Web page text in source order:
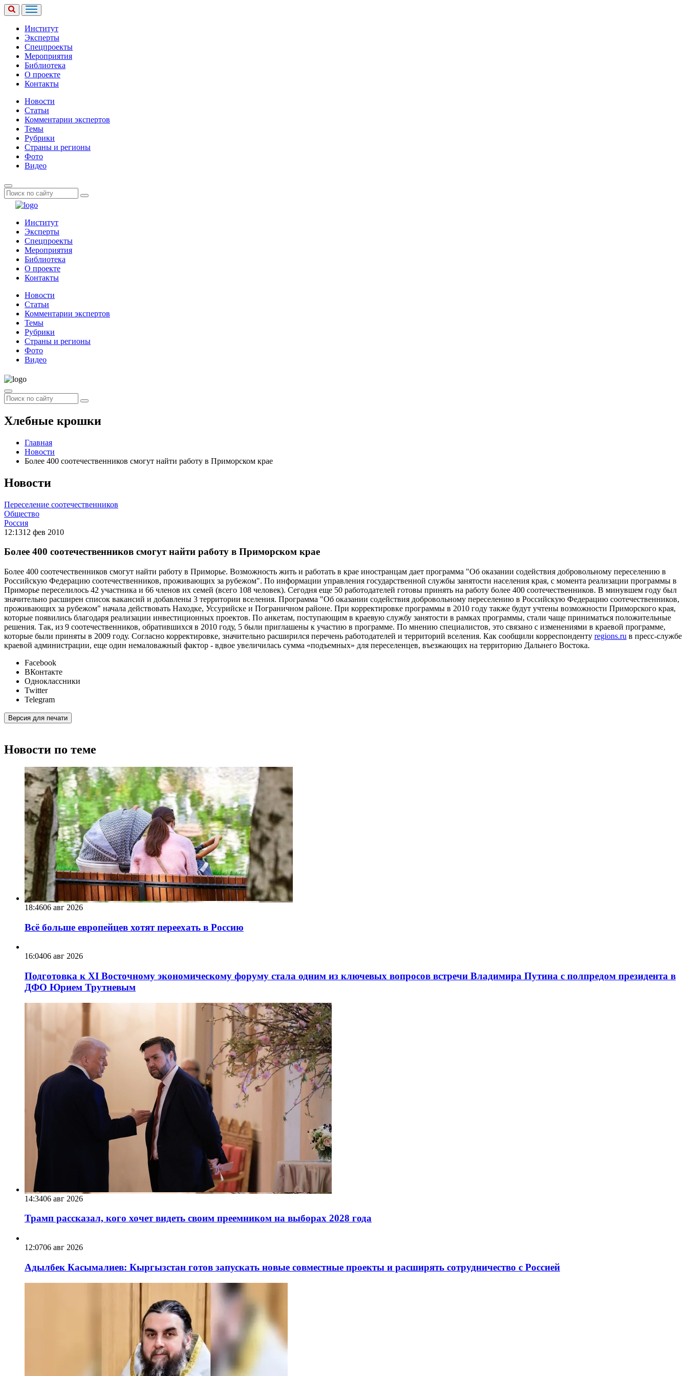
Институт
Эксперты
Спецпроекты
Мероприятия
Библиотека
О проекте
Контакты
Новости
Статьи
Комментарии экспертов
Темы
Рубрики
Страны и регионы
Фото
Видео
Институт
Эксперты
Спецпроекты
Мероприятия
Библиотека
О проекте
Контакты
Новости
Статьи
Комментарии экспертов
Темы
Рубрики
Страны и регионы
Фото
Видео
Хлебные крошки
Главная
Новости
Более 400 соотечественников смогут найти работу в Приморcком крае
Новости
Переселение соотечественников
Общество
Россия
12:1312 фев 2010
Более 400 соотечественников смогут найти работу в Приморcком крае
Более 400 соотечественников смогут найти работу в Приморье. Возможность жить и работать в крае иностранцам дает программа "Об оказании содействия добровольному переселению в
Российскую Федерацию соотечественников, проживающих за рубежом". По информации управления государственной службы занятости населения края, с момента реализации программы в
Приморье переселилось 42 участника и 66 членов их семей (всего 108 человек). Сегодня еще 50 работодателей готовы принять на работу более 400 соотечественников. В минувшем году был
значительно расширен список вакансий и добавлены 3 территории вселения. Программа "Об оказании содействия добровольному переселению в Российскую Федерацию соотечественников,
проживающих за рубежом" начала действовать Находке, Уссурийске и Пограничном районе. При корректировке программы в 2010 году также будут учтены возможности Приморского края,
которые появились благодаря реализации инвестиционных проектов. По анкетам, поступающим в краевую службу занятости в рамках программы, стали чаще приниматься положительные
решения. Так, из 9 соотечественников, обратившихся в 2010 году, 5 были приглашены к участию в программе. По мнению специалистов, это связано с изменениями в краевой программе,
которые были приняты в 2009 году. Согласно корректировке, значительно расширился перечень работодателей и территорий вселения. Как сообщили корреспонденту regions.ru в пресс-службе
краевой администрации, еще один немаловажный фактор - вдвое увеличилась сумма «подъемных» для переселенцев, въезжающих на территорию Дальнего Востока.
Facebook
ВКонтакте
Одноклассники
Twitter
Telegram
Версия для печати
Новости по теме
18:4606 авг 2026
Всё больше европейцев хотят переехать в Россию
16:0406 авг 2026
Подготовка к XI Восточному экономическому форуму стала одним из ключевых вопросов встречи Владимира Путина с полпредом президента в
ДФО Юрием Трутневым
14:3406 авг 2026
Трамп рассказал, кого хочет видеть своим преемником на выборах 2028 года
12:0706 авг 2026
Адылбек Касымалиев: Кыргызстан готов запускать новые совместные проекты и расширять сотрудничество с Россией